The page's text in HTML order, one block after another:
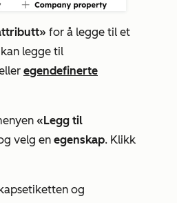
for å legge til et
kan legge til
egendefinerte
«Legg til
velg en egenskap. Klikk
og